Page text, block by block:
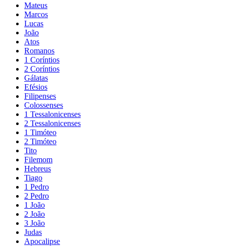
Mateus
Marcos
Lucas
João
Atos
Romanos
1 Coríntios
2 Coríntios
Gálatas
Efésios
Filipenses
Colossenses
1 Tessalonicenses
2 Tessalonicenses
1 Timóteo
2 Timóteo
Tito
Filemom
Hebreus
Tiago
1 Pedro
2 Pedro
1 João
2 João
3 João
Judas
Apocalipse